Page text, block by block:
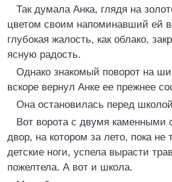
Так думала Анка, глядя на
цветом своим напоминавший ей
глубокая жалость, как облако,
ясную радость.
Однако знакомый поворот на
вскоре вернул Анке ее прежнее
Она остановилась перед
Вот ворота с двумя каменными
двор, на котором за лето, пока не
детские ноги, успела вырасти
пожелтела. А вот и школа.